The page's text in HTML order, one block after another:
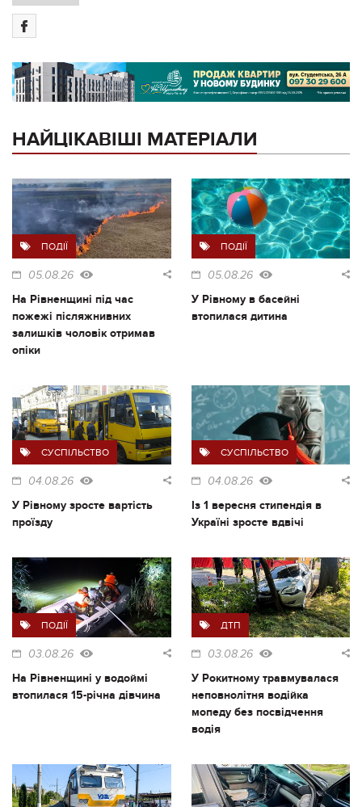
НАЙЦІКАВІШІ МАТЕРІАЛИ
ПОДІЇ
05.08.26
На Рівненщині під час
пожежі післяжнивних
залишків чоловік отримав
опіки
ПОДІЇ
05.08.26
У Рівному в басейні
втопилася дитина
СУСПІЛЬСТВО
04.08.26
У Рівному зросте вартість
проїзду
СУСПІЛЬСТВО
04.08.26
Із 1 вересня стипендія в
Україні зросте вдвічі
ПОДІЇ
03.08.26
На Рівненщині у водоймі
втопилася 15-річна дівчина
ДТП
03.08.26
У Рокитному травмувалася
неповнолітня водійка
мопеду без посвідчення
водія